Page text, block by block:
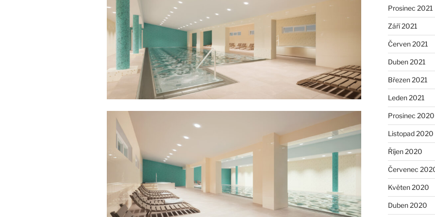
Prosinec 2021
Září 2021
Červen 2021
Duben 2021
Březen 2021
Leden 2021
Prosinec 2020
Listopad 2020
Říjen 2020
Červenec
Květen 2020
Duben 2020